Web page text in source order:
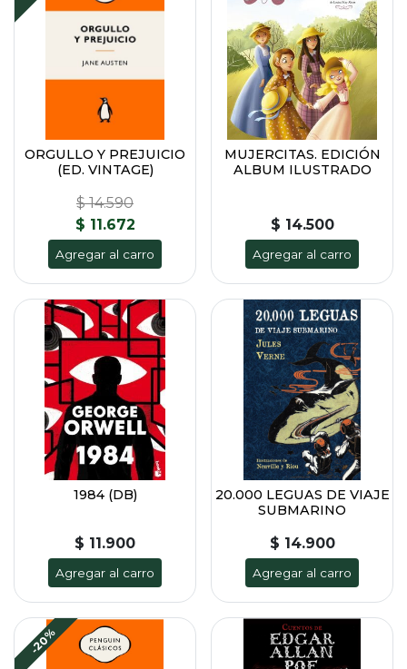
ORGULLO Y PREJUICIO
(ED. VINTAGE)
$ 14.590
$ 11.672
Agregar al carro
MUJERCITAS. EDICIÓN
ALBUM ILUSTRADO
$ 14.500
Agregar al carro
1984 (DB)
$ 11.900
Agregar al carro
20.000 LEGUAS DE VIAJE
SUBMARINO
$ 14.900
Agregar al carro
-20%